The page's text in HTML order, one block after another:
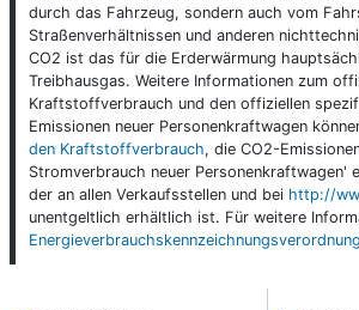
durch das Fahrzeug, sondern auch vom
Straßenverhältnissen und anderen
CO2 ist das für die Erderwärmung
Treibhausgas. Weitere Informationen zum
Kraftstoffverbrauch und den offiziellen
Emissionen neuer Personenkraftwagen
den Kraftstoffverbrauch, die CO2-
Stromverbrauch neuer Personenkraftwagen'
der an allen Verkaufsstellen und bei http://
unentgeltlich erhältlich ist. Für weitere